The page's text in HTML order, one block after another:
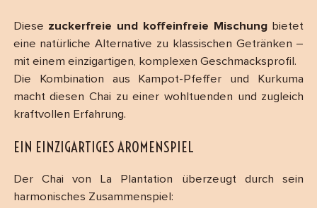
Diese zuckerfreie und koffeinfreie Mischungbietet
eine natürliche Alternative zu klassischen Getränken –
mit einem einzigartigen, komplexen Geschmacksprofil.
Die Kombination aus Kampot-Pfeffer und Kurkuma
macht diesen Chai zu einer wohltuenden und zugleich
kraftvollen Erfahrung.
EIN EINZIGARTIGES AROMENSPIEL
Der Chai von La Plantation überzeugt durch sein
harmonisches Zusammenspiel: